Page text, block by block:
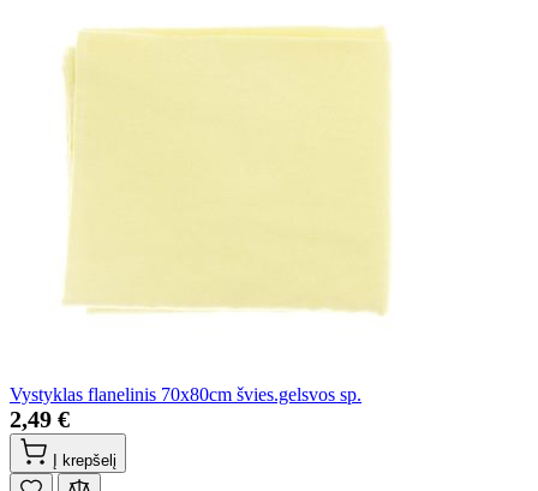
Vystyklas flanelinis 70x80cm švies.gelsvos sp.
2,49 €
Į krepšelį